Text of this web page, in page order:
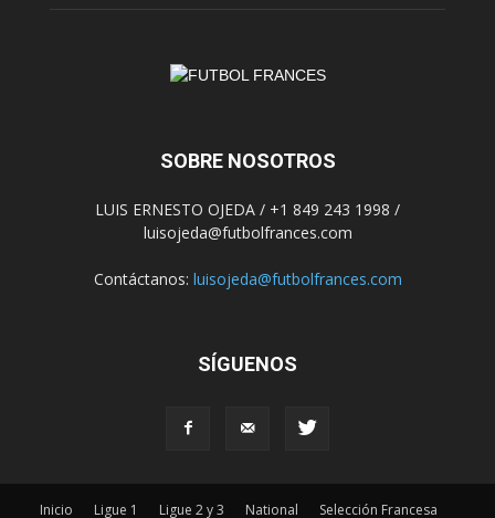
SOBRE NOSOTROS
LUIS ERNESTO OJEDA / +1 849 243 1998 /
luisojeda@futbolfrances.com
Contáctanos: luisojeda@futbolfrances.com
SÍGUENOS
Inicio Ligue 1 Ligue 2 y 3 National Selección Francesa